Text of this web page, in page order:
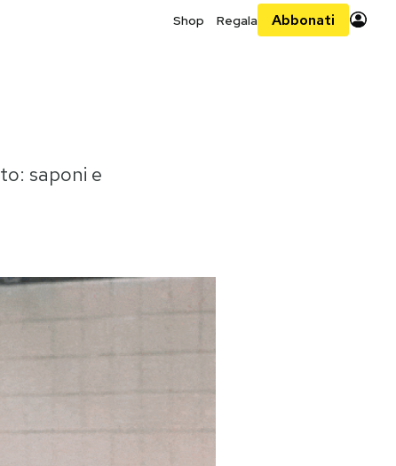
Shop Regala Abbonati
saponi e